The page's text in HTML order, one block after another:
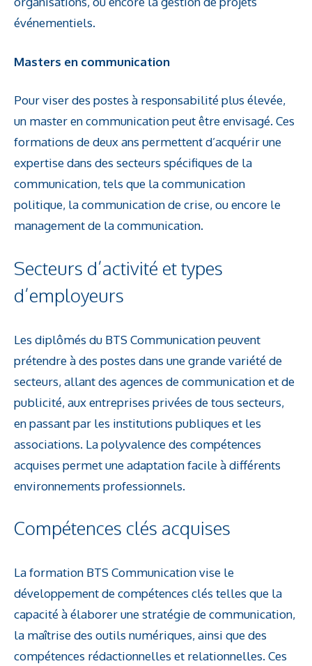
événementiels.
Masters en communication
Pour viser des postes à responsabilité plus élevée,
un master en communication peut être envisagé. Ces
formations de deux ans permettent d’acquérir une
expertise dans des secteurs spécifiques de la
communication, tels que la communication
politique, la communication de crise, ou encore le
management de la communication.
Secteurs d’activité et types
d’employeurs
Les diplômés du BTS Communication peuvent
prétendre à des postes dans une grande variété de
secteurs, allant des agences de communication et de
publicité, aux entreprises privées de tous secteurs,
en passant par les institutions publiques et les
associations. La polyvalence des compétences
acquises permet une adaptation facile à différents
environnements professionnels.
Compétences clés acquises
La formation BTS Communication vise le
développement de compétences clés telles que la
capacité à élaborer une stratégie de communication,
la maîtrise des outils numériques, ainsi que des
compétences rédactionnelles et relationnelles. Ces